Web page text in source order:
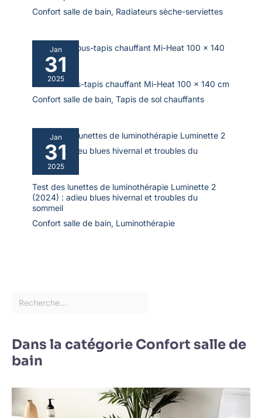
machine séparément
chlore ni d'eau de Javel)
séchage à l'air libre. La
couleur ne s'estompera
années, peu importe
combien de fois vous
Confort salle de bain, Radiateurs sèche-serviettes
Jan
31
2025
Test du sous-tapis chauffant Mi-Heat 100 x 140 cm
Confort salle de bain, Tapis de sol chauffants
Jan
31
2025
Test des lunettes de luminothérapie Luminette 2
(2024) : adieu blues hivernal et troubles du
sommeil
Confort salle de bain, Luminothérapie
Dans la catégorie Confort salle de
bain